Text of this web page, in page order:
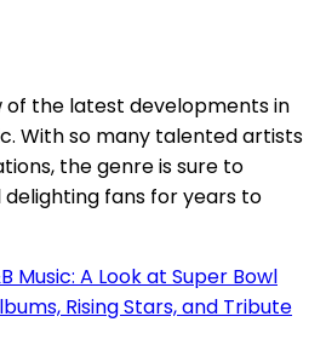
Music: A Look at Super Bowl
Rising Stars, and Tribute